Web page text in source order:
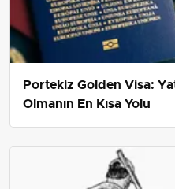
Portekiz Golden Visa:
Olmanın En Kısa Yolu